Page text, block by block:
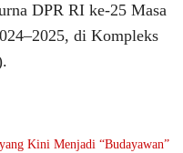
DPR RI ke-25 Masa
di Kompleks
Kini Menjadi “Budayawan”